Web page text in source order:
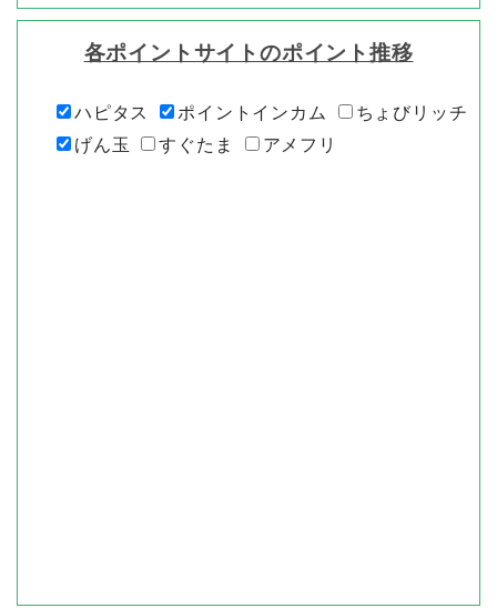
各ポイントサイトのポイント推移
ハピタス ポイントインカム
ちょびリッチ
げん玉
すぐたま アメフリ